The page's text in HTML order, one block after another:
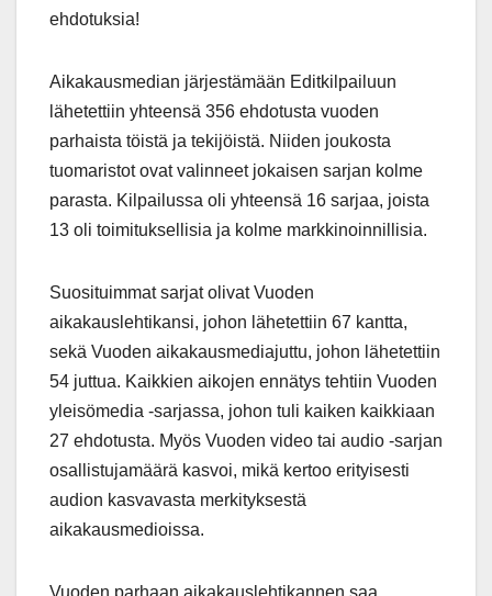
ehdotuksia!
Aikakausmedian järjestämään Editkilpailuun
lähetettiin yhteensä 356 ehdotusta vuoden
parhaista töistä ja tekijöistä. Niiden joukosta
tuomaristot ovat valinneet jokaisen sarjan kolme
parasta. Kilpailussa oli yhteensä 16 sarjaa, joista
13 oli toimituksellisia ja kolme markkinoinnillisia.
Suosituimmat sarjat olivat Vuoden
aikakauslehtikansi, johon lähetettiin 67 kantta,
sekä Vuoden aikakausmediajuttu, johon lähetettiin
54 juttua. Kaikkien aikojen ennätys tehtiin Vuoden
yleisömedia -sarjassa, johon tuli kaiken kaikkiaan
27 ehdotusta. Myös Vuoden video tai audio -sarjan
osallistujamäärä kasvoi, mikä kertoo erityisesti
audion kasvavasta merkityksestä
aikakausmedioissa.
Vuoden parhaan aikakauslehtikannen saa